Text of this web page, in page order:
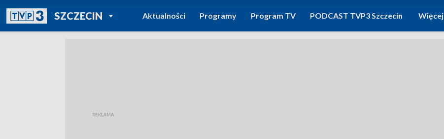
SZCZECINPOWRÓT DO
TVP REGIONY
Aktualności Programy Program TV PODCAST TVP3 Szczecin Więcej